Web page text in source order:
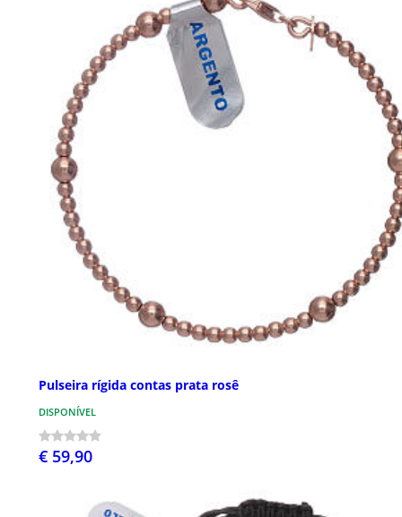
Pulseira rígida contas prata rosê
DISPONÍVEL
€ 59,90